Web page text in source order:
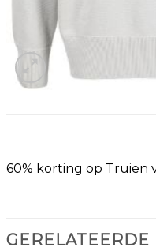
60% korting op Truien
GERELATEERDE